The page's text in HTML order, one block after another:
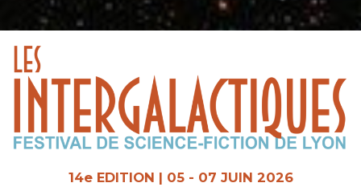
14e EDITION | 05 - 07 JUIN 2026